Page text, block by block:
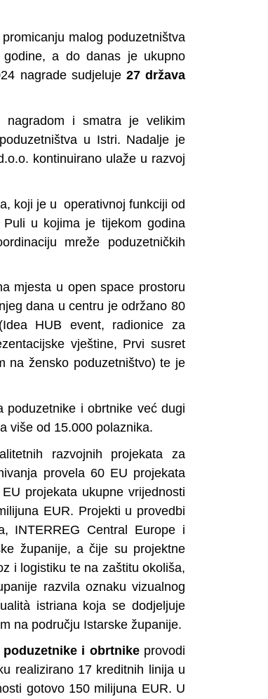
malog poduzetništva
a do danas je ukupno
nagrade sudjeluje27 država
nagradom i smatra je velikim
u Istri. Nadalje je
kontinuirano ulaže u razvoj
koji je u operativnoj funkciji od
u kojima je tijekom godina
mreže poduzetničkih
mjesta u open space prostoru
dana u centru je održano 80
HUB event, radionice za
vještine, Prvi susret
na žensko poduzetništvo) te je
poduzetnike i obrtnike već dugi
više od 15.000 polaznika.
razvojnih projekata za
provela 60 EU projekata
projekata ukupne vrijednosti
EUR. Projekti u provedbi
INTERREG Central Europe i
županije, a čije su projektne
i logistiku te na zaštitu okoliša,
razvila oznaku vizualnog
istriana koja se dodjeljuje
na području Istarske županije.
i obrtnikeprovodi
realizirano 17 kreditnih linija u
gotovo 150 milijuna EUR. U